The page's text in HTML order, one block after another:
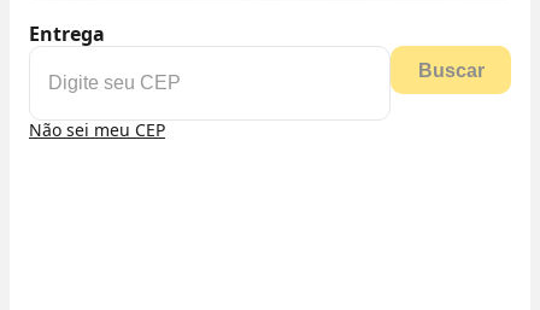
Entrega
Buscar
Não sei meu CEP